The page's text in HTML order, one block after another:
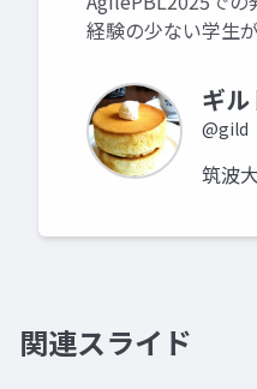
経験の少ない学生
ギル
@gild
筑波
関連スライド